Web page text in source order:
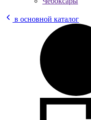
в основной каталог